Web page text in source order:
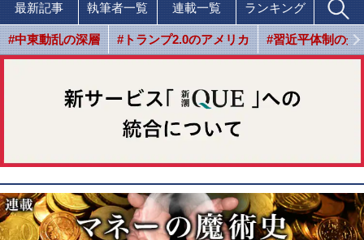
最新記事 執筆者一覧 連載一覧 ランキング
#中東動乱の深層 #トランプ2.0のアメリカ #習近平体制の光